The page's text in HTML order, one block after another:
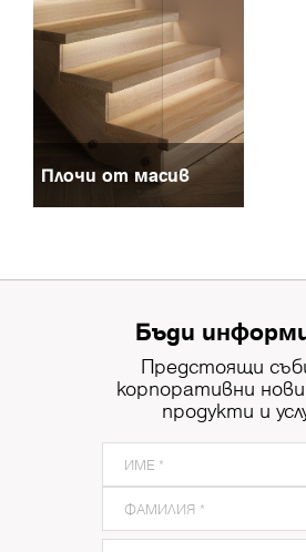
Плочи от масив
Бъди
Предстоящи
корпоративни
продукти и